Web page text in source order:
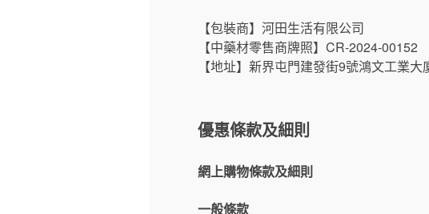
【包裝商】河田生活有限公司
【中藥材零售商牌照】CR-2024-00152
【地址】新界屯門建發街9號鴻文工業大
優惠條款及細則
網上購物條款及細則
一般條款